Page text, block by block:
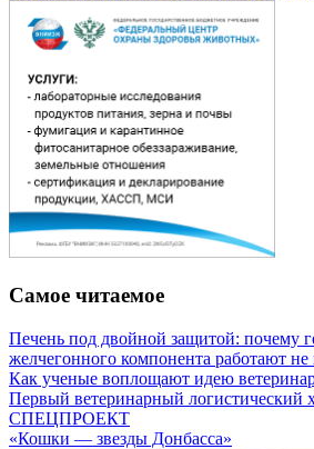
Самое читаемое
Печень под двойной защитой: почему
желчегонного компонента работают
Как ученые воплощают идею
Первый ветеринарный логистический
СПЕЦПРОЕКТ
«Кошки — звезды Донбасса»